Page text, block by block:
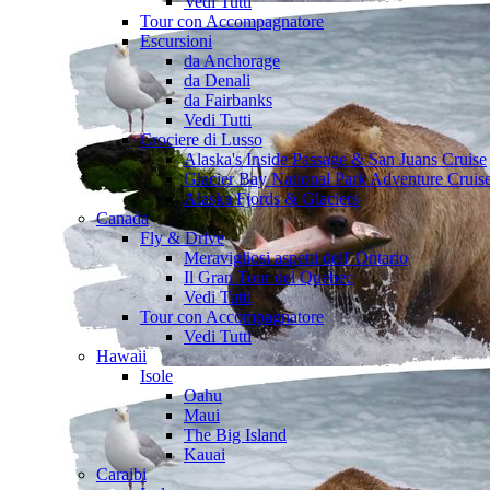
Tour con Accompagnatore
Escursioni
da Anchorage
da Denali
da Fairbanks
Vedi Tutti
Crociere di Lusso
Alaska's Inside Passage & San Juans Cruise
Glacier Bay National Park Adventure
Alaska Fjords & Glaciers
Canada
Fly & Drive
Meravigliosi aspetti dell' Ontario
Il Gran Tour del Quebec
Vedi Tutti
Tour con Accompagnatore
Vedi Tutti
Hawaii
Isole
Oahu
Maui
The Big Island
Kauai
Caraibi